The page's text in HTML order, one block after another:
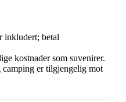
inkludert; betal
kostnader som suvenirer.
er tilgjengelig mot